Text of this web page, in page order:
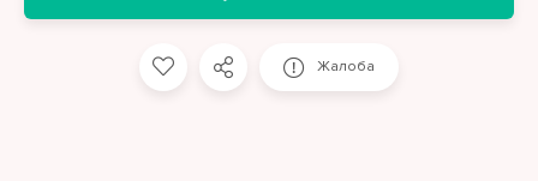
Жалоба